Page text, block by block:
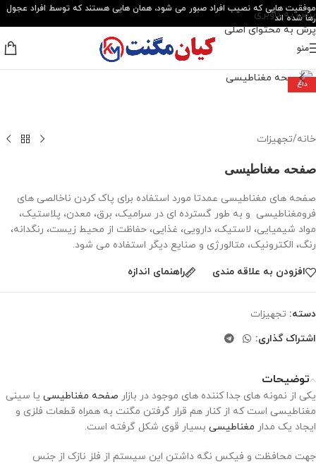
پرش به ناوبری
پرش به محتوای اصلی
موفقیت هایی که نصیب افراد صبور می شود، همان هایی هستند که توسط افراد عجول
رها شده اند
منو
داغ
برای بزرگنمایی کلیک کنید
خانه/تجهیزات
صفحه مغناطیسی
صفحه های مغناطیسی عمدتا مورد استفاده برای پاک کردن ناخالصی های
فرومغناطیسی و به طور گسترده ای در سرامیک، برق، معدن، پلاستیک،
مواد شیمیایی، لاستیک، دارویی، غذایی، حفاظت از محیط زیست، رنگدانه،
رنگ، الکترونیک، متالورژی و صنایع دیگر استفاده می شود.
افزودن به علاقه مندی راهنمای اندازه
دسته: تجهیزات
اشتراک گذاری:
توضیحات
یکی از نمونه های جدا کننده های موجود در بازار صفحه مغناطیسی یا سینی
مغناطیسی است که از کنار هم قرار گرفتن مگنت به همراه قطعات فلزی و
ایجاد یک مدار مغناطیسی بسیار قوی شکل گرفته است.
جهت محافظت و فیکس نگه داشتن این سیستم از فلز نازک از جنس